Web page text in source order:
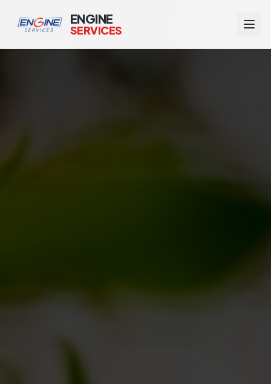
ENGINE
SERVICES